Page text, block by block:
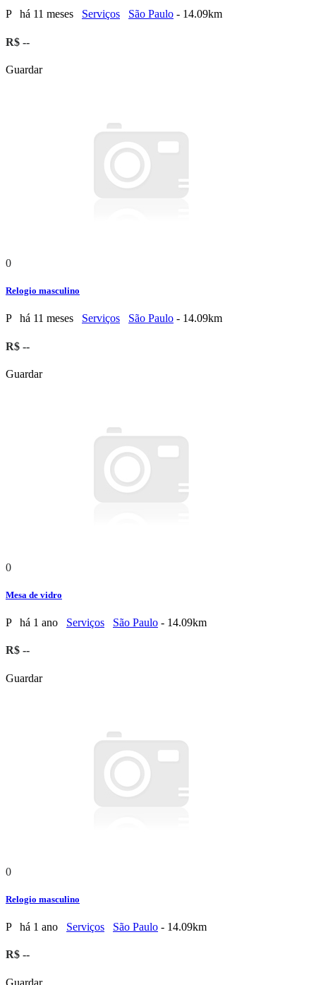
P há 11 meses Serviços São Paulo - 14.09km
R$ --
Guardar
0
Relogio masculino
P há 11 meses Serviços São Paulo - 14.09km
R$ --
Guardar
0
Mesa de vidro
P há 1 ano Serviços São Paulo - 14.09km
R$ --
Guardar
0
Relogio masculino
P há 1 ano Serviços São Paulo - 14.09km
R$ --
Guardar